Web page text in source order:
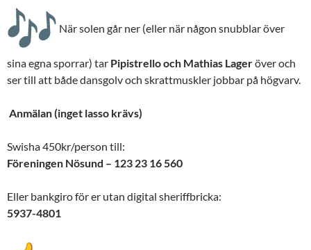
När solen går ner (eller när någon snubblar över
sina egna sporrar) tar Pipistrello och Mathias Lageröver och
ser till att både dansgolv och skrattmuskler jobbar på högvarv.
Anmälan (inget lasso krävs)
Swisha 450kr/person till:
Föreningen Nösund – 123 23 16 560
Eller bankgiro för er utan digital sheriffbricka:
5937-4801